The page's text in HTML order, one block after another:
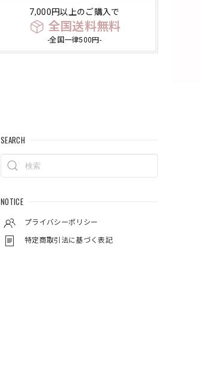
7,000円以上のご購入で
全国送料無料
-全国一律500円-
SEARCH
NOTICE
プライバシーポリシー
特定商取引法に基づく表記